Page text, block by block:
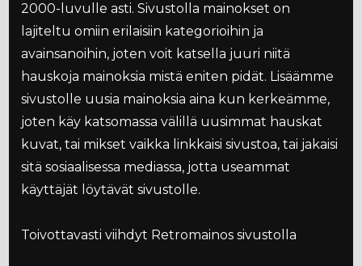
2000-luvulle asti. Sivustolla mainokset on
lajiteltu omiin erilaisiin kategorioihin ja
avainsanoihin, joten voit katsella juuri niitä
hauskoja mainoksia mistä eniten pidät. Lisäämme
sivustolle uusia mainoksia aina kun kerkeämme,
joten käy katsomassa välillä uusimmat hauskat
kuvat, tai mikset vaikka linkkaisi sivustoa, tai jakaisi
sitä sosiaalisessa mediassa, jotta useammat
käyttäjät löytävät sivustolle.
Toivottavasti viihdyt Retromainos sivustolla